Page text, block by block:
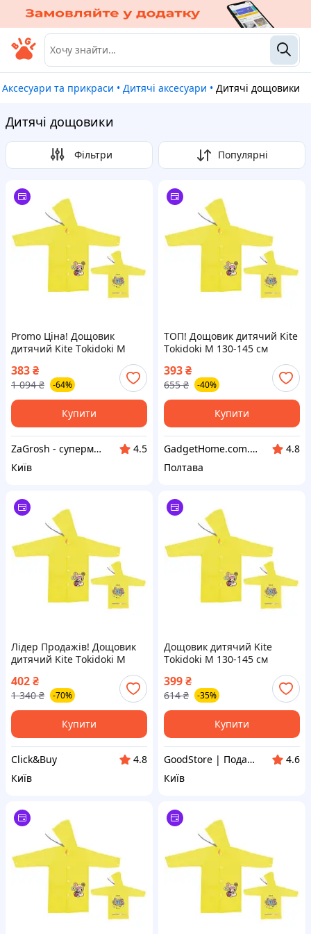
Аксесуари та прикраси • Дитячі аксесуари • Дитячі дощовики
Дитячі дощовики
Фільтри Популярні
Promo Ціна! Дощовик
дитячий Kite Тokidoki M
130-145 см Жовтий (TK24-
2600M) - тільки на
ZaGrosh.com.ua
383₴
1 094 ₴ -64%
Купити
ZaGrosh - супермаркет низьких цін
4.5
Київ
ТОП! Дощовик дитячий Kite
Тokidoki M 130-145 см
(gHome)
393₴
655 ₴ -40%
Купити
GadgetHome.com.ua
4.8
Полтава
Лідер Продажів! Дощовик
дитячий Kite Тokidoki M
130-145 см Жовтий (TK24-
2600M) - КлікБай
402₴
1 340 ₴ -70%
Купити
Click&Buy
4.8
Київ
Дощовик дитячий Kite
Тokidoki M 130-145 см
оригінал
399₴
614 ₴ -35%
Купити
GoodStore | Подарунки, Товари для дому та работи
4.6
Київ